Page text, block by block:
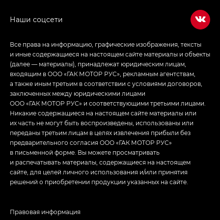
Все права на информацию, графические изображения, тексты
и иные содержащиеся на настоящем сайте материалы и объекты
(далее — материалы), принадлежат юридическим лицам,
входящим в ООО «ГАК МОТОР РУС», рекламным агентствам,
а также иным третьим в соответствии с условиями договоров,
заключенных между юридическими лицами
ООО «ГАК МОТОР РУС» и соответствующими третьими лицами.
Никакие содержащиеся на настоящем сайте материалы или
их часть не могут быть воспроизведены, использованы или
переданы третьим лицам в целях извлечения прибыли без
предварительного согласия ООО «ГАК МОТОР РУС»
в письменной форме. Вы можете просматривать
и распечатывать материалы, содержащиеся на настоящем
сайте, для целей личного использования и/или принятия
решений о приобретении продукции указанных на сайте.
Правовая информация